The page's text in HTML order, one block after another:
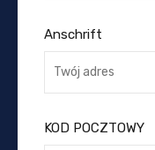
Anschrift
KOD POCZTOWY